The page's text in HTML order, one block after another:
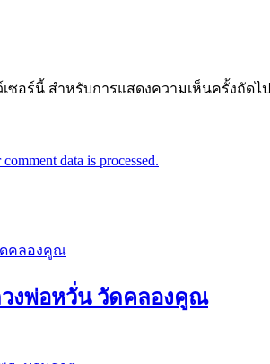
ซอร์นี้ สำหรับการแสดงความเห็นครั้งถัดไป
data is processed.
งพ่อหวั่น วัดคลองคูณ